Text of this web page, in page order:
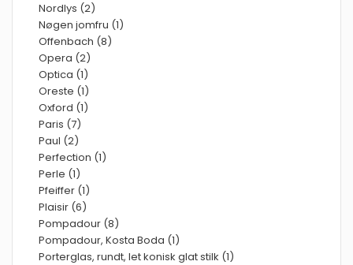
Nordlys (2)
Nøgen jomfru (1)
Offenbach (8)
Opera (2)
Optica (1)
Oreste (1)
Oxford (1)
Paris (7)
Paul (2)
Perfection (1)
Perle (1)
Pfeiffer (1)
Plaisir (6)
Pompadour (8)
Pompadour, Kosta Boda (1)
Porterglas, rundt, let konisk glat stilk (1)